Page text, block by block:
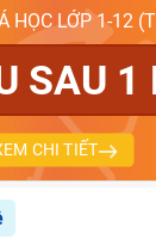
HỌC LỚP 1-12
SAU 1
CHI TIẾT